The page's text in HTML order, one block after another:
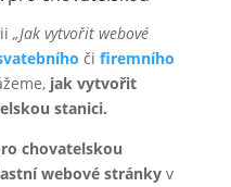
„Jak vytvořit webové
či firemního
jak vytvořit
stanici.
chovatelskou
webové stránkyv